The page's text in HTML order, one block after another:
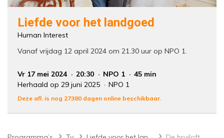
Liefde voor het landgoed
Human Interest
Vanaf vrijdag 12 april 2024 om 21.30 uur op NPO 1.
Vr 17 mei 2024 20:30 NPO 1
45 min
Herhaald op 29 juni 2025
NPO 1
Deze afl. is nog 27380 dagen online beschikbaar.